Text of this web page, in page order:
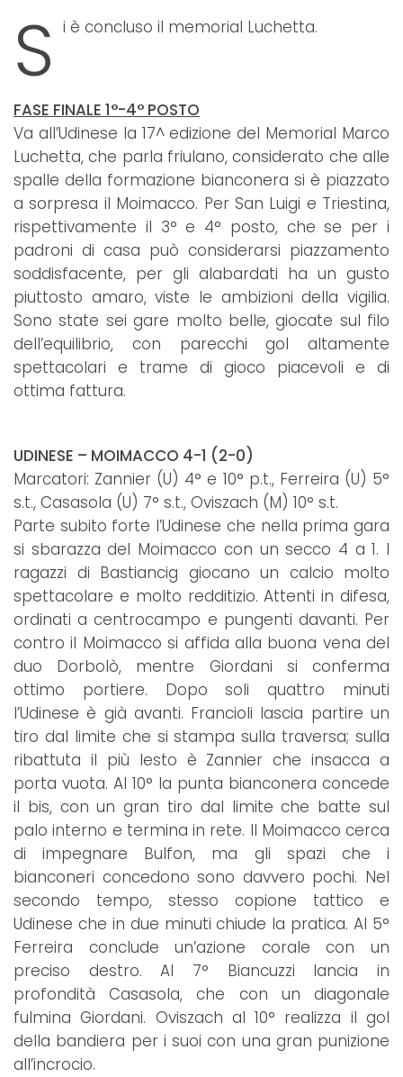
S i è concluso il memorial Luchetta.
FASE FINALE 1°-4° POSTO
Va all’Udinese la 17^ edizione del Memorial Marco
Luchetta, che parla friulano, considerato che alle
spalle della formazione bianconera si è piazzato
a sorpresa il Moimacco. Per San Luigi e Triestina,
rispettivamente il 3° e 4° posto, che se per i
padroni di casa può considerarsi piazzamento
soddisfacente, per gli alabardati ha un gusto
piuttosto amaro, viste le ambizioni della vigilia.
Sono state sei gare molto belle, giocate sul filo
dell’equilibrio, con parecchi gol altamente
spettacolari e trame di gioco piacevoli e di
ottima fattura.
UDINESE – MOIMACCO 4-1 (2-0)
Marcatori: Zannier (U) 4° e 10° p.t., Ferreira (U) 5°
s.t., Casasola (U) 7° s.t., Oviszach (M) 10° s.t.
Parte subito forte l’Udinese che nella prima gara
si sbarazza del Moimacco con un secco 4 a 1. I
ragazzi di Bastiancig giocano un calcio molto
spettacolare e molto redditizio. Attenti in difesa,
ordinati a centrocampo e pungenti davanti. Per
contro il Moimacco si affida alla buona vena del
duo Dorbolò, mentre Giordani si conferma
ottimo portiere. Dopo soli quattro minuti
l’Udinese è già avanti. Francioli lascia partire un
tiro dal limite che si stampa sulla traversa; sulla
ribattuta il più lesto è Zannier che insacca a
porta vuota. Al 10° la punta bianconera concede
il bis, con un gran tiro dal limite che batte sul
palo interno e termina in rete. Il Moimacco cerca
di impegnare Bulfon, ma gli spazi che i
bianconeri concedono sono davvero pochi. Nel
secondo tempo, stesso copione tattico e
Udinese che in due minuti chiude la pratica. Al 5°
Ferreira conclude un’azione corale con un
preciso destro. Al 7° Biancuzzi lancia in
profondità Casasola, che con un diagonale
fulmina Giordani. Oviszach al 10° realizza il gol
della bandiera per i suoi con una gran punizione
all’incrocio.